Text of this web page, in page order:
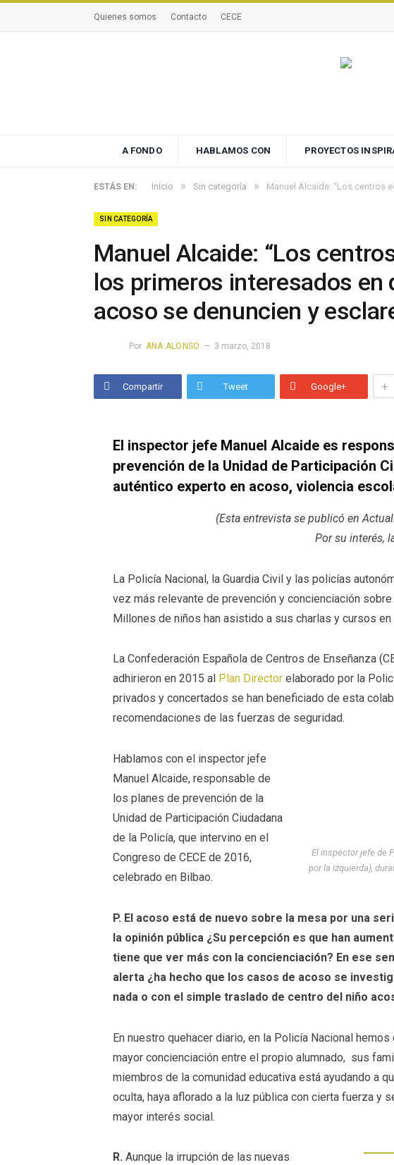
Quienes somos Contacto CECE
A FONDO HABLAMOS CON PROYECTOS
ESTÁS EN: Inicio » Sin categoría » Manuel Alcaide: “Los centros
SIN CATEGORÍA
Manuel Alcaide: “Los
los primeros interesados en
acoso se denuncien y
Por ANA ALONSO 3 marzo, 2018
Compartir Tweet Google+ +
El inspector jefe Manuel Alcaide es
prevención de la Unidad de Participación
auténtico experto en acoso, violencia
(Esta entrevista se publicó en
Por su interés,
La Policía Nacional, la Guardia Civil y las policías
vez más relevante de prevención y concienciación
Millones de niños han asistido a sus charlas y cursos
La Confederación Española de Centros de Enseñanza
adhirieron en 2015 al Plan Director elaborado por la
privados y concertados se han beneficiado de esta
recomendaciones de las fuerzas de seguridad.
El inspector jefe de
por la izquierda),
Hablamos con el inspector jefe
Manuel Alcaide, responsable de
los planes de prevención de la
Unidad de Participación Ciudadana
de la Policía, que intervino en el
Congreso de CECE de 2016,
celebrado en Bilbao.
P. El acoso está de nuevo sobre la mesa por una
la opinión pública ¿Su percepción es que han
tiene que ver más con la concienciación? En ese
alerta ¿ha hecho que los casos de acoso se
nada o con el simple traslado de centro del niño
En nuestro quehacer diario, en la Policía Nacional
mayor concienciación entre el propio alumnado, sus
miembros de la comunidad educativa está ayudando a
oculta, haya aflorado a la luz pública con cierta fuerza y
mayor interés social.
R. Aunque la irrupción de las nuevas